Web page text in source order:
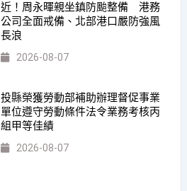
近！周永暉親坐鎮防颱整備 港務
公司全面戒備、北部港口嚴防強風
長浪
2026-08-07
投縣榮獲勞動部補助辦理督促事業
單位遵守勞動條件法令業務考核丙
組甲等佳績
2026-08-07